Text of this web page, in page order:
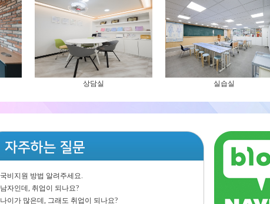
상담실 실습실
국비지원 방법 알려주세요.
남자인데, 취업이 되나요?
나이가 많은데, 그래도 취업이 되나요?